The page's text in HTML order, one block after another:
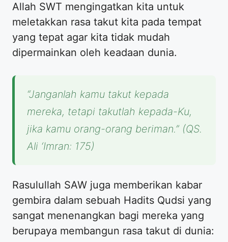
Allah SWT mengingatkan kita untuk
meletakkan rasa takut kita pada tempat
yang tepat agar kita tidak mudah
dipermainkan oleh keadaan dunia.
“Janganlah kamu takut kepada
mereka, tetapi takutlah kepada-Ku,
jika kamu orang-orang beriman.” (QS.
Ali ‘Imran: 175)
Rasulullah SAW juga memberikan kabar
gembira dalam sebuah Hadits Qudsi yang
sangat menenangkan bagi mereka yang
berupaya membangun rasa takut di dunia: